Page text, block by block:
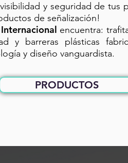
visibilidad y seguridad de tus
de señalización!
encuentra:
y barreras plásticas
y diseño vanguardista.
PRODUCTOS